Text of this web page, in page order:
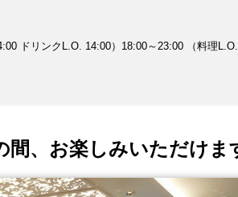
ドリンクL.O. 14:00）18:00～23:00 （料理
、お楽しみいただけま